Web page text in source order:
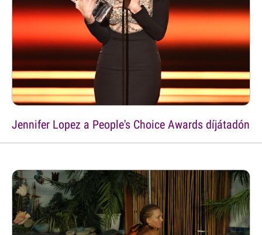
Jennifer Lopez a People's Choice Awards díjátadón